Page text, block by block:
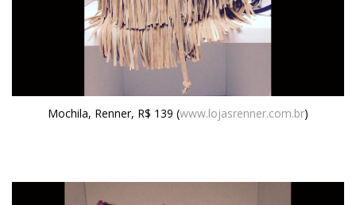
Mochila, Renner, R$ 139 (www.lojasrenner.com.br)